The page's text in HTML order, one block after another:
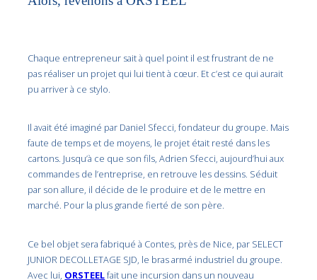
Chaque entrepreneur sait à quel point il est frustrant de ne
pas réaliser un projet qui lui tient à cœur. Et c’est ce qui aurait
pu arriver à ce stylo.
Il avait été imaginé par Daniel Sfecci, fondateur du groupe. Mais
faute de temps et de moyens, le projet était resté dans les
cartons. Jusqu’à ce que son fils, Adrien Sfecci, aujourd’hui aux
commandes de l’entreprise, en retrouve les dessins. Séduit
par son allure, il décide de le produire et de le mettre en
marché. Pour la plus grande fierté de son père.
Ce bel objet sera fabriqué à Contes, près de Nice, par SELECT
JUNIOR DECOLLETAGE SJD, le bras armé industriel du groupe.
Avec lui, ORSTEELfait une incursion dans un nouveau